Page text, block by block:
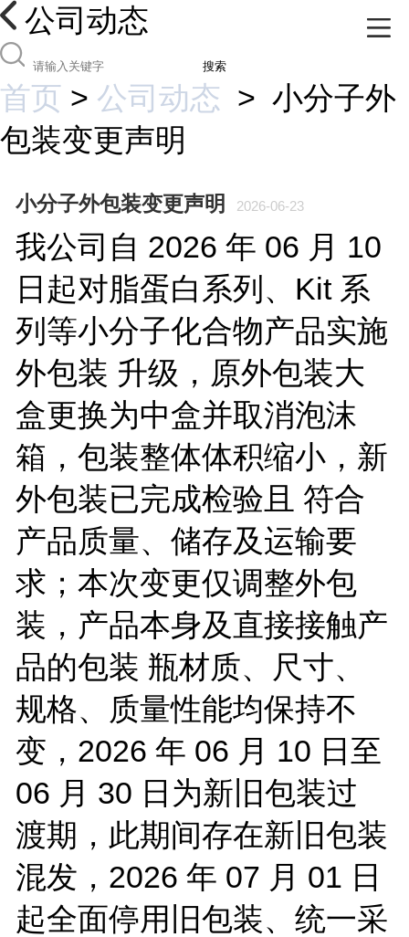
公司动态
搜索
首页 > 公司动态 > 小分子外
包装变更声明
小分子外包装变更声明 2026-06-23
我公司自 2026 年 06 月 10
日起对脂蛋白系列、Kit 系
列等小分子化合物产品实施
外包装 升级，原外包装大
盒更换为中盒并取消泡沫
箱，包装整体体积缩小，新
外包装已完成检验且 符合
产品质量、储存及运输要
求；本次变更仅调整外包
装，产品本身及直接接触产
品的包装 瓶材质、尺寸、
规格、质量性能均保持不
变，2026 年 06 月 10 日至
06 月 30 日为新旧包装过
渡期，此期间存在新旧包装
混发，2026 年 07 月 01 日
起全面停用旧包装、统一采